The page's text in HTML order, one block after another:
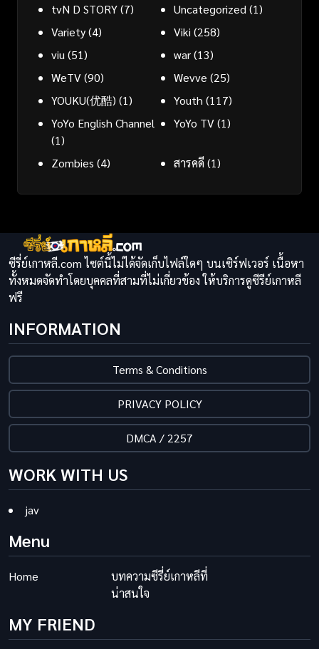
tvN D STORY(7) Uncategorized (1)
Variety(4) Viki (258)
viu (51) war(13)
WeTV(90) Wevve (25)
YOUKU(优酷) (1) Youth (117)
YoYo English Channel
(1)
YoYo TV(1)
Zombies (4) สารคดี(1)
ซีรี่ย์เกาหลี.com ไซต์นี้ไม่ได้จัดเก็บไฟล์ใดๆ บนเซิร์ฟเวอร์ เนื้อหา
ทั้งหมดจัดทำโดยบุคคลที่สามที่ไม่เกี่ยวข้อง ให้บริการดูซีรีย์เกาหลี
ฟรี
INFORMATION
Terms & Conditions
PRIVACY POLICY
DMCA / 2257
WORK WITH US
jav
Menu
Home
บทความซีรี่ย์เกาหลีที่
น่าสนใจ
MY FRIEND